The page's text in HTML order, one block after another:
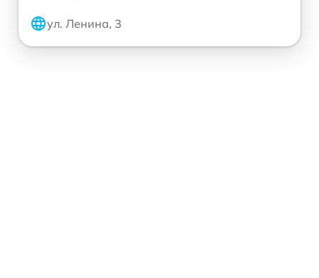
ул. Ленина, 3